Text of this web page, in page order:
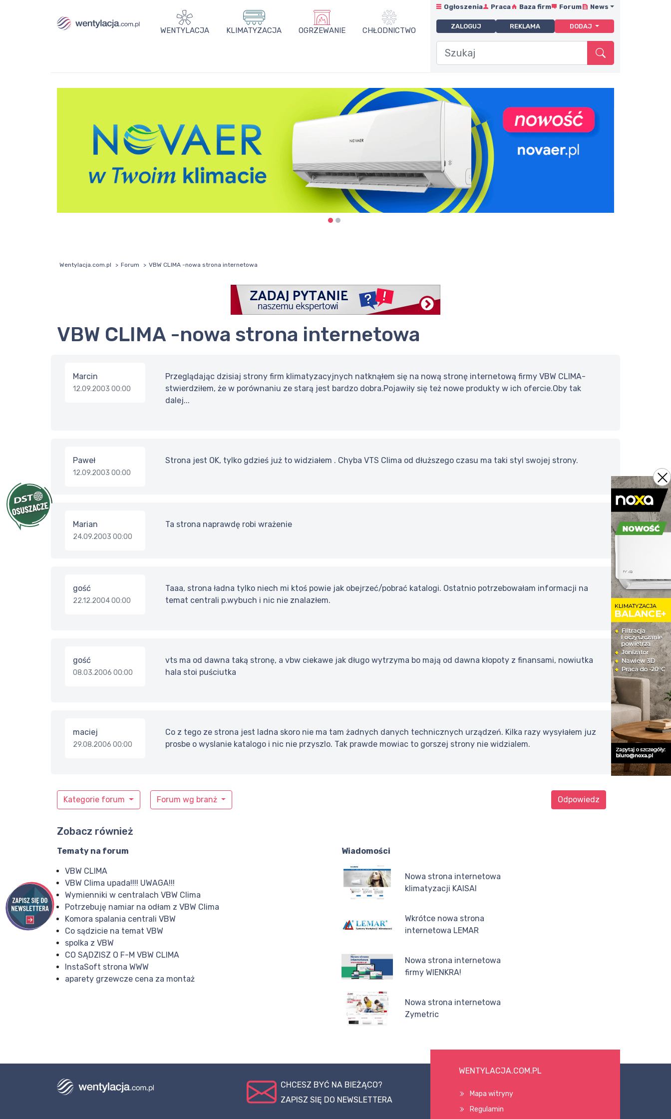
WENTYLACJA KLIMATYZACJA OGRZEWANIE CHŁODNICTWO
Ogłoszenia Praca Baza firm Forum News
ZALOGUJ REKLAMA DODAJ
Wentylacja.com.pl Forum VBW CLIMA -nowa strona internetowa
VBW CLIMA -nowa strona internetowa
Marcin
12.09.2003 00:00
Przeglądając dzisiaj strony firm klimatyzacyjnych natknąłem się na nową stronę internetową firmy VBW CLIMA-
stwierdziłem, że w porównaniu ze starą jest bardzo dobra.Pojawiły się też nowe produkty w ich ofercie.Oby tak
dalej...
Paweł
12.09.2003 00:00
Strona jest OK, tylko gdzieś już to widziałem . Chyba VTS Clima od dłuższego czasu ma taki styl swojej strony.
Marian
24.09.2003 00:00
Ta strona naprawdę robi wrażenie
gość
22.12.2004 00:00
Taaa, strona ładna tylko niech mi ktoś powie jak obejrzeć/pobrać katalogi. Ostatnio potrzebowałam informacji na
temat centrali p.wybuch i nic nie znalazłem.
gość
08.03.2006 00:00
vts ma od dawna taką stronę, a vbw ciekawe jak długo wytrzyma bo mają od dawna kłopoty z finansami, nowiutka
hala stoi puściutka
maciej
29.08.2006 00:00
Co z tego ze strona jest ladna skoro nie ma tam żadnych danych technicznych urządzeń. Kilka razy wysyłałem juz
prosbe o wyslanie katalogo i nic nie przyszlo. Tak prawde mowiac to gorszej strony nie widzialem.
Kategorie forum Forum wg branż Odpowiedz
Zobacz również
Tematy na forum
VBW CLIMA
VBW Clima upada!!!! UWAGA!!!
Wymienniki w centralach VBW Clima
Potrzebuję namiar na odłam z VBW Clima
Komora spalania centrali VBW
Co sądzicie na temat VBW
spolka z VBW
CO SĄDZISZ O F-M VBW CLIMA
InstaSoft strona WWW
aparety grzewcze cena za montaż
Wiadomości
Nowa strona internetowa
klimatyzacji KAISAI
Wkrótce nowa strona
internetowa LEMAR
Nowa strona internetowa
firmy WIENKRA!
Nowa strona internetowa
Zymetric
CHCESZ BYĆ NA BIEŻĄCO?
ZAPISZ SIĘ DO NEWSLETTERA
WENTYLACJA.COM.PL
Mapa witryny
Regulamin